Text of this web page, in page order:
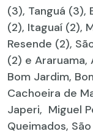
(3), Tanguá (3),
(2), Itaguaí (2),
Resende (2),
(2) e Araruama,
Bom Jardim,
Cachoeira de
Japeri, Miguel
Queimados,